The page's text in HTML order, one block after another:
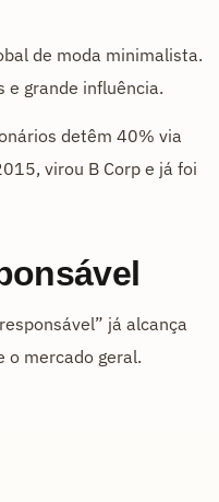
de moda minimalista.
e grande influência.
detêm 40% via
virou B Corp e já foi
já alcança
o mercado geral.